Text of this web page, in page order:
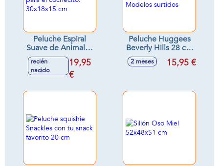
Peluche Espiral
Suave de Animales
para el cochecito.
30x18x15 cm
recién
nacido
19,95
€
Peluche Huggees
Beverly Hills 28 cm
- Modelos surtidos
2 meses 15,95 €